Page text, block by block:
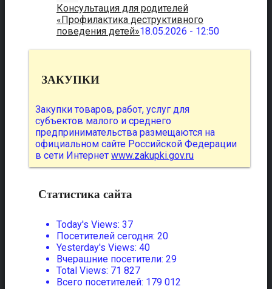
Консультация для родителей
«Профилактика деструктивного
поведения детей»18.05.2026 - 12:50
ЗАКУПКИ
Закупки товаров, работ, услуг для
субъектов малого и среднего
предпринимательства размещаются на
официальном сайте Российской Федерации
в сети Интернет www.zakupki.gov.ru
Статистика сайта
Today's Views: 37
Посетителей сегодня: 20
Yesterday's Views: 40
Вчерашние посетители: 29
Total Views: 71 827
Всего посетителей: 179 012